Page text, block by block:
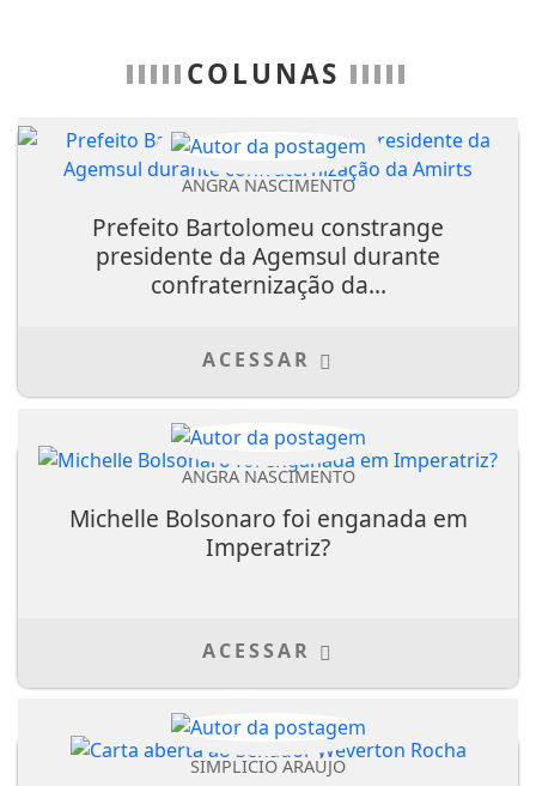
COLUNAS
ANGRA NASCIMENTO
Prefeito Bartolomeu constrange
presidente da Agemsul durante
confraternização da...
ACESSAR
ANGRA NASCIMENTO
Michelle Bolsonaro foi enganada em
Imperatriz?
ACESSAR
SIMPLICIO ARAÚJO